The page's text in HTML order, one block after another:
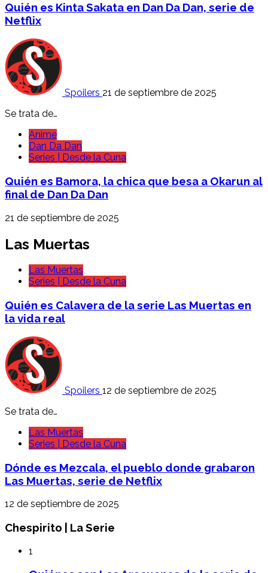
Quién es Kinta Sakata en Dan Da Dan, serie de
Netflix
Spoilers 21 de septiembre de 2025
Se trata de…
Anime
Dan Da Dan
Series | Desde la Cuna
Quién es Bamora, la chica que besa a Okarun al
final de Dan Da Dan
21 de septiembre de 2025
Las Muertas
Las Muertas
Series | Desde la Cuna
Quién es Calavera de la serie Las Muertas en
la vida real
Spoilers 12 de septiembre de 2025
Se trata de…
Las Muertas
Series | Desde la Cuna
Dónde es Mezcala, el pueblo donde grabaron
Las Muertas, serie de Netflix
12 de septiembre de 2025
Chespirito | La Serie
1